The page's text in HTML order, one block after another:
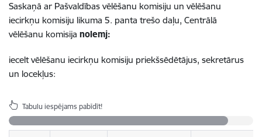
Saskaņā ar Pašvaldības vēlēšanu komisiju un vēlēšanu
iecirkņu komisiju likuma 5. panta trešo daļu, Centrālā
vēlēšanu komisija nolemj:
iecelt vēlēšanu iecirkņu komisiju priekšsēdētājus, sekretārus
un locekļus:
Tabulu iespējams pabīdīt!